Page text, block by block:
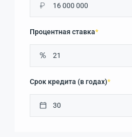
₽
Процентная ставка*
Срок кредита (в годах)*